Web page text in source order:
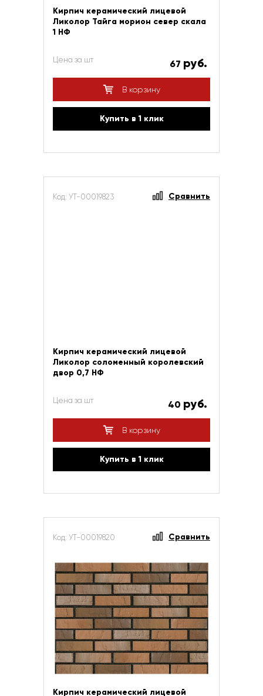
Кирпич керамический лицевой
Ликолор Тайга морион север скала
1 НФ
Цена за шт 67 руб.
В корзину
Купить в 1 клик
Код: УТ-00019823 Сравнить
Кирпич керамический лицевой
Ликолор соломенный королевский
двор 0,7 НФ
Цена за шт 40 руб.
В корзину
Купить в 1 клик
Код: УТ-00019820 Сравнить
Кирпич керамический лицевой